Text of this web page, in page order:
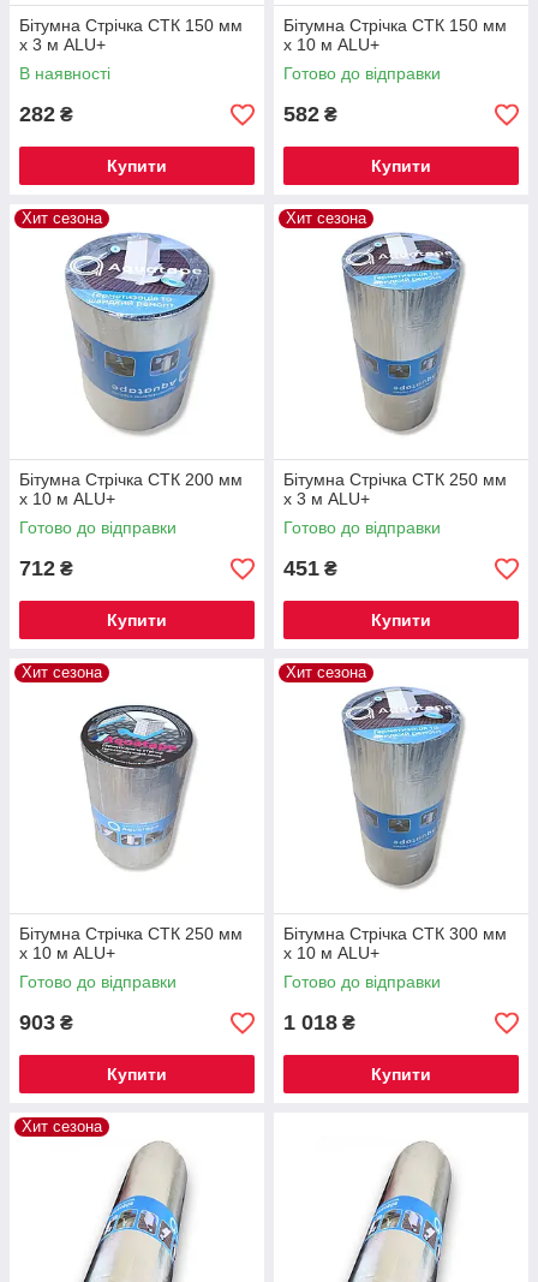
Бітумна Стрічка СТК 150 мм
х 3 м ALU+
В наявності
282 ₴
Купити
Бітумна Стрічка СТК 150 мм
х 10 м ALU+
Готово до відправки
582 ₴
Купити
Хит сезона
Бітумна Стрічка СТК 200 мм
х 10 м ALU+
Готово до відправки
712 ₴
Купити
Хит сезона
Бітумна Стрічка СТК 250 мм
х 3 м ALU+
Готово до відправки
451 ₴
Купити
Хит сезона
Бітумна Стрічка СТК 250 мм
х 10 м ALU+
Готово до відправки
903 ₴
Купити
Хит сезона
Бітумна Стрічка СТК 300 мм
х 10 м ALU+
Готово до відправки
1 018 ₴
Купити
Хит сезона